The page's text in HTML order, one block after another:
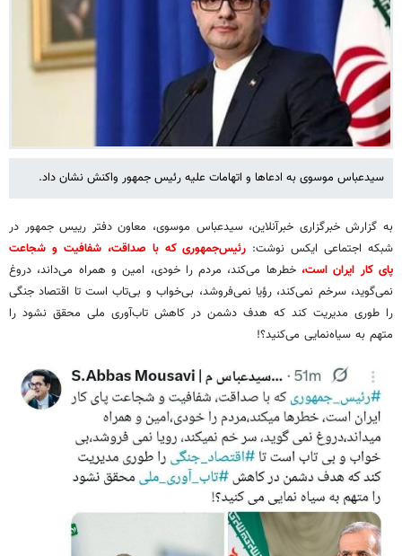
سیدعباس موسوی به ادعاها و اتهامات علیه رئیس جمهور واکنش نشان داد.
به گزارش خبرگزاری خبرآنلاین، سیدعباس موسوی، معاون دفتر رییس جمهور در
شبکه اجتماعی ایکس نوشت: رئیس‌جمهوری که با صداقت، شفافیت و شجاعت
پای کار ایران است، خطرها می‌کند، مردم را خودی، امین و همراه می‌داند، دروغ
نمی‌گوید، سرخم نمی‌کند، رؤیا نمی‌فروشد، بی‌خواب و بی‌تاب است تا اقتصاد جنگی
را طوری مدیریت کند که هدف دشمن در کاهش تاب‌آوری ملی محقق نشود را
متهم به سیاه‌نمایی می‌کنید؟!